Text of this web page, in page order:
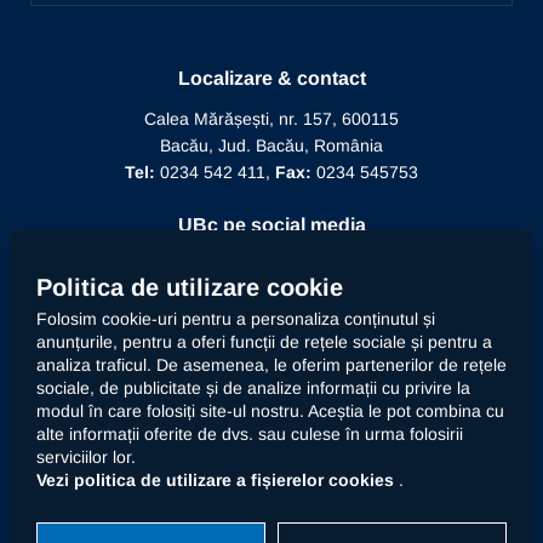
Biblioteca
Editura Alma Mater
Relații internaționale
Informații de interes public
Recunoaștere funcție didactică
Recunoaștere conducător doctorat
Localizare & contact
Calea Mărășești, nr. 157, 600115
Bacău, Jud. Bacău, România
Tel: 0234 542 411, Fax: 0234 545753
UBc pe social media
Contact
Universitatea „Vasile Alecsandri” din Bacău prelucrează
datele dumneavoastră cu caracter personal, respectiv
imaginea prin mijloace automatizate. Accesați
Politica de utilizare cookie
Folosim cookie-uri pentru a personaliza conținutul și
anunțurile, pentru a oferi funcții de rețele sociale și pentru a
analiza traficul. De asemenea, le oferim partenerilor de rețele
sociale, de publicitate și de analize informații cu privire la
modul în care folosiți site-ul nostru. Aceștia le pot combina cu
alte informații oferite de dvs. sau culese în urma folosirii
serviciilor lor.
Vezi politica de utilizare a fișierelor cookies .